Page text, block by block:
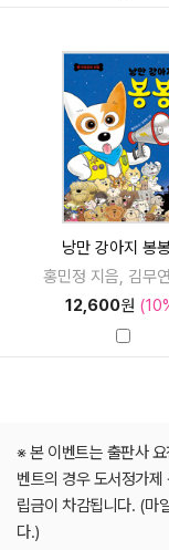
낭만 강아지 봉
홍민정 지음, 김무
12,600원
※ 본 이벤트는 출판사
벤트의 경우 도서정가
립금이 차감됩니다. (마
다.)